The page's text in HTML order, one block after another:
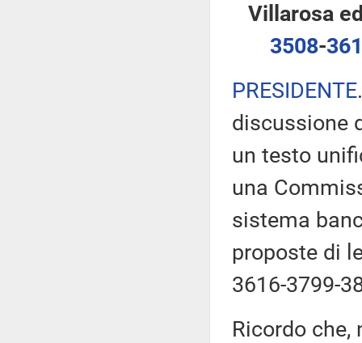
Villarosa
3508-
PRESIDENTE
discussione
un testo
una
sistema
proposte di
3616-3799-
Ricordo